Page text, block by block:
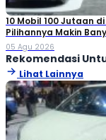
10 Mobil 100 Jutaan di
Pilihannya Makin
05 Agu 2026
Rekomendasi
Lihat Lainnya